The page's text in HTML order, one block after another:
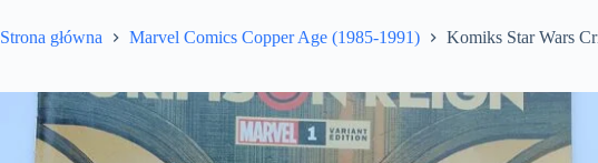
Strona główna Marvel Comics Copper Age (1985-1991) Komiks Star Wars